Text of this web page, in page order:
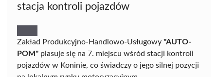
stacja kontroli pojazdów
Zakład Produkcyjno-Handlowo-Usługowy "AUTO-
POM" plasuje się na 7. miejscu wśród stacji kontroli
pojazdów w Koninie, co świadczy o jego silnej pozycji